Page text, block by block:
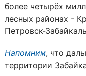
более четырёх
лесных районах -
Петровск-
Напомним, что
территории